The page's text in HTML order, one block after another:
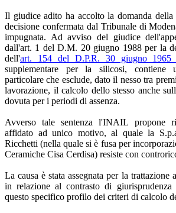
Il giudice adito ha accolto la domanda della
decisione confermata dal Tribunale di
impugnata. Ad avviso del giudice
dall'art. 1 del D.M. 20 giugno 1988 per la
dell'art. 154 del D.P.R. 30 giugno 1965
supplementare per la silicosi, contiene
particolare che esclude, dato il nesso tra
lavorazione, il calcolo dello stesso anche
dovuta per i periodi di assenza.
Avverso tale sentenza l'INAIL propone
affidato ad unico motivo, al quale la
Ricchetti (nella quale si è fusa per
Ceramiche Cisa Cerdisa) resiste con
La causa è stata assegnata per la trattazione
in relazione al contrasto di
questo specifico profilo dei criteri di calcolo